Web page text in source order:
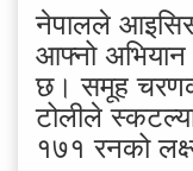
नेपालले
आफ्नो अभियान
छ। समूह
टोलीले
१७१ रनको